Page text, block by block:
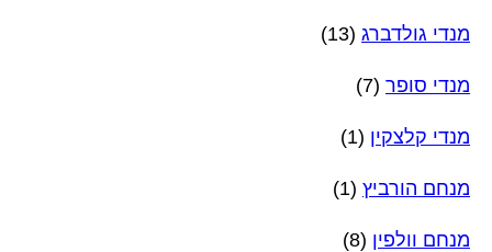
מנדי גולדברג (13)
מנדי סופר (7)
מנדי קלצקין (1)
מנחם הורביץ (1)
מנחם וולפין (8)